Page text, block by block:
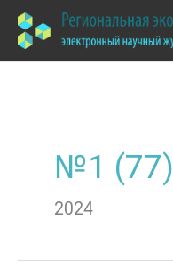
содержимому
№1 (77)
2024